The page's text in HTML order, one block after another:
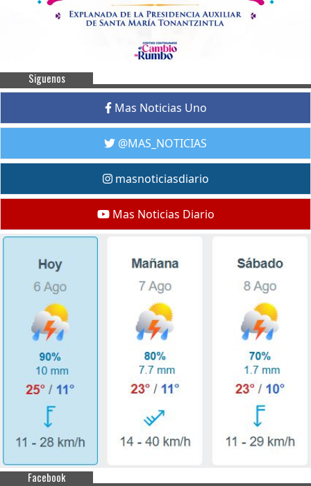
Siguenos
Mas Noticias Uno
@MAS_NOTICIAS
masnoticiasdiario
Mas Noticias Diario
Facebook